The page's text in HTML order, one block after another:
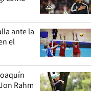
ante la
el
Rahm